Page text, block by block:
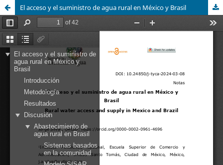
El acceso y el suministro de agua rural en México y Brasil